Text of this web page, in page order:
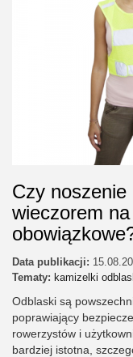
Czy
wieczorem
Data publikacji:
Tematy: kamizelki
Odblaski są
poprawiający
rowerzystów i
bardziej istotna,